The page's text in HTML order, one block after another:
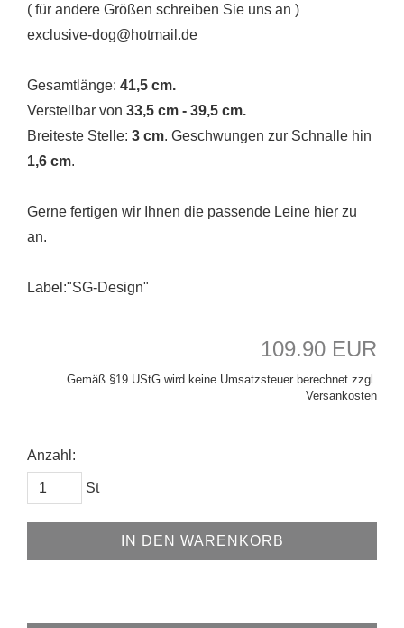
( für andere Größen schreiben Sie uns an )
exclusive-dog@hotmail.de
Gesamtlänge: 41,5 cm.
Verstellbar von 33,5 cm - 39,5 cm.
Breiteste Stelle: 3 cm. Geschwungen zur Schnalle hin
1,6 cm.
Gerne fertigen wir Ihnen die passende Leine hier zu
an.
Label:"SG-Design"
109.90 EUR
Gemäß §19 UStG wird keine Umsatzsteuer berechnet zzgl.
Versankosten
Anzahl:
St
IN DEN WARENKORB